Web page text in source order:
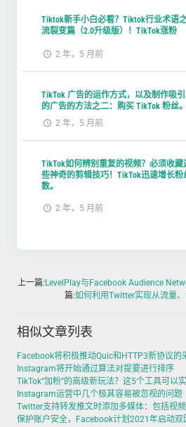
Tiktok新手小白必看？Tiktok行业术语之
流裂变篇（2.0升级版）！TikTok涨粉
2 年，5 月前
TikTok 广告的运作方式，以及制作吸
的广告的方法之二：购买 TikTok 粉丝。
2 年，5 月前
TikTok如何辨别重复的视频？必须收藏
些神奇的剪辑技巧！TikTok迅速增长粉
数。
2 年，5 月前
上一篇: LevelPlay与Facebook Audience
篇:如何利用Twitter实现从流量、
相似文章列表
Facebook将积极推动Quic和HTTP3新协议的
Instagram将开始通过算法对提要进行排序
TikTok“加粉”的高级新玩法？这5个工具可以
Instagram运营中几个极其容易被忽视的问题
Twitter支持转发推文时添加多媒体：包括视频
保护账户安全，Facebook计划2021年启动双